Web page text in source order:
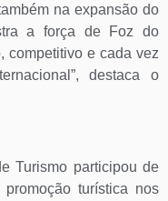
na expansão do
a força de Foz do
competitivo e cada vez
destaca o
Turismo participou de
turística nos